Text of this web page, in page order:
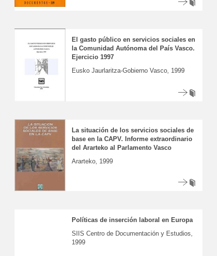
El gasto público en servicios sociales en
la Comunidad Autónoma del País Vasco.
Ejercicio 1997
Eusko Jaurlaritza-Gobierno Vasco, 1999
La situación de los servicios sociales de
base en la CAPV. Informe extraordinario
del Ararteko al Parlamento Vasco
Ararteko, 1999
Políticas de inserción laboral en Europa
SIIS Centro de Documentación y Estudios,
1999